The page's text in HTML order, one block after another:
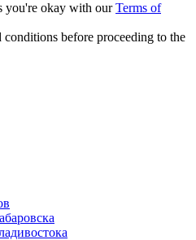
you're okay with ourTerms of
conditions before proceeding to the